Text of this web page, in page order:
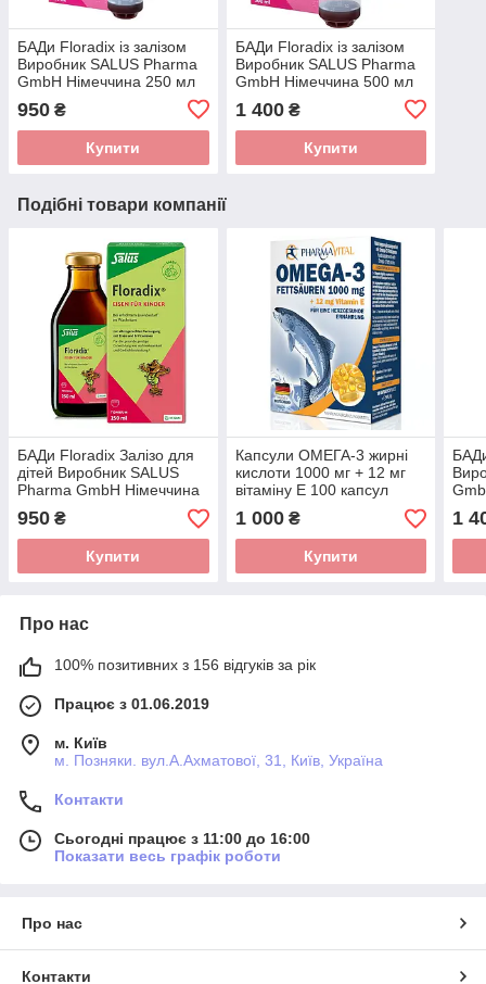
БАДи Floradix із залізом
Виробник SALUS Pharma
GmbH Німеччина 250 мл
950 ₴
Купити
БАДи Floradix із залізом
Виробник SALUS Pharma
GmbH Німеччина 500 мл
1 400₴
Купити
Подібні товари компанії
БАДи Floradix Залізо для
дітей Виробник SALUS
Pharma GmbH Німеччина
250 мл
950 ₴
Купити
Капсули ОМЕГА-3 жирні
кислоти 1000 мг + 12 мг
вітаміну Е 100 капсул
Німеччина Виробник:
Pharmavital GmbH
1 000₴
Купити
1
Про нас
100% позитивних з 156 відгуків за рік
Працює з 01.06.2019
м. Київ
м. Позняки. вул.А.Ахматової, 31, Київ, Україна
Контакти
Сьогодні працює з 11:00 до 16:00
Показати весь графік роботи
Про нас
Контакти